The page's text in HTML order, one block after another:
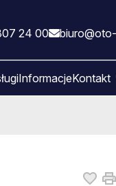
24 00
InformacjeKontakt